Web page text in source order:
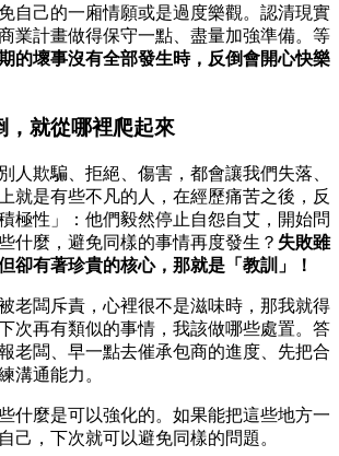
自己的一廂情願或是過度樂觀。認清現實
業計畫做得保守一點、盡量加強準備。等
的壞事沒有全部發生時，反倒會開心快樂
，就從哪裡爬起來
人欺騙、拒絕、傷害，都會讓我們失落、
就是有些不凡的人，在經歷痛苦之後，反
極性」：他們毅然停止自怨自艾，開始問
什麼，避免同樣的事情再度發生？ 失敗雖
卻有著珍貴的核心，那就是「教訓」！
老闆斥責，心裡很不是滋味時，那我就得
次再有類似的事情，我該做哪些處置。答
老闆、早一點去催承包商的進度、先把合
溝通能力。
什麼是可以強化的。如果能把這些地方一
己，下次就可以避免同樣的問題。